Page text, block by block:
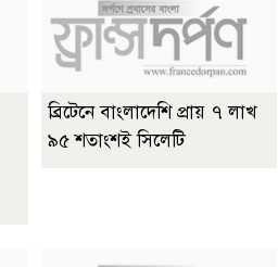
ব্রিটেনে বাংলাদেশি প্রায় ৭ লাখ
৯৫ শতাংশই সিলেটি